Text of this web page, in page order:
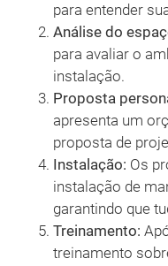
para entender
Análise do
para avaliar o
instalação.
Proposta
apresenta um
proposta de
Instalação: Os
instalação de
garantindo que
Treinamento:
treinamento